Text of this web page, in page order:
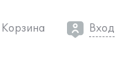
Корзина Вход